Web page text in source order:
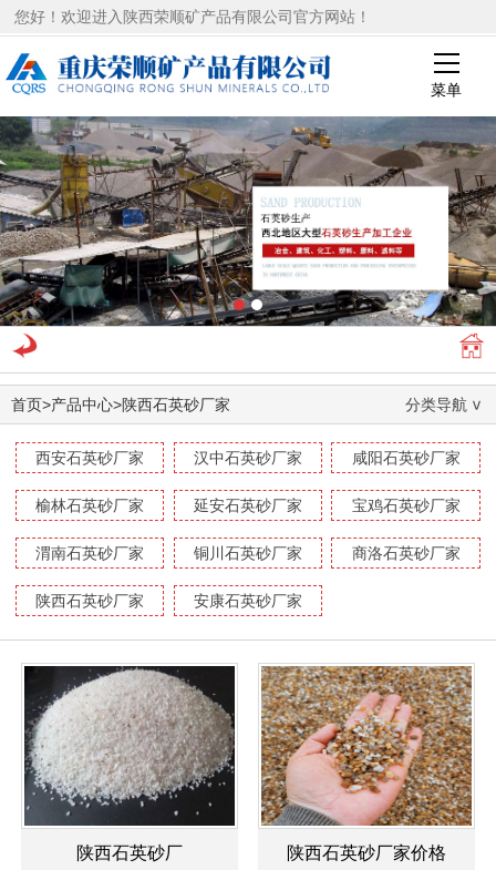
您好！欢迎进入陕西荣顺矿产品有限公司官方网站！
菜单
1 2
首页>产品中心>陕西石英砂厂家 分类导航
西安石英砂厂家 汉中石英砂厂家 咸阳石英砂厂家
榆林石英砂厂家 延安石英砂厂家 宝鸡石英砂厂家
渭南石英砂厂家 铜川石英砂厂家 商洛石英砂厂家
陕西石英砂厂家 安康石英砂厂家
陕西石英砂厂 陕西石英砂厂家价格